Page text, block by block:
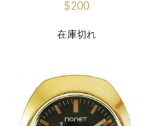
在庫切れ
$200